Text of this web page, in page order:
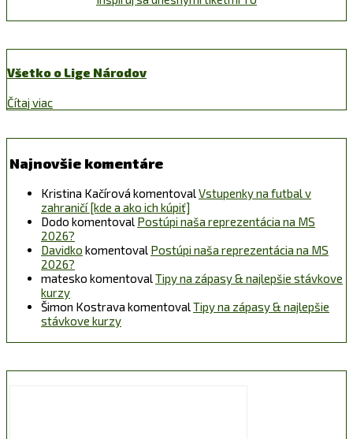
Všetko o Lige Národov
Čítaj viac
Najnovšie komentáre
Kristina Kačírová komentovalVstupenky na futbal v
zahraničí [kde a ako ich kúpiť]
Dodo komentoval Postúpi naša reprezentácia na MS
2026?
Davidko komentoval Postúpi naša reprezentácia na MS
2026?
matesko komentovalTipy na zápasy & najlepšie stávkove
kurzy
Šimon Kostrava komentovalTipy na zápasy & najlepšie
stávkove kurzy